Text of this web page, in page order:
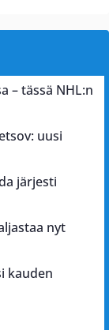
– tässä NHL:n
uusi
järjesti
nyt
kauden